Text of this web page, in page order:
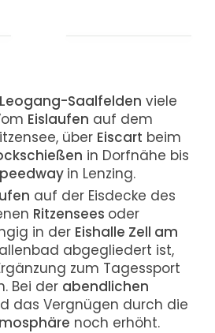
Leogang-Saalfelden viele
Eislaufen auf dem
über Eiscart beim
in Dorfnähe bis
in Lenzing.
auf der Eisdecke des
Ritzensees oder
in der Eishalle Zell am
abgegliedert ist,
zum Tagessport
Bei der abendlichen
das Vergnügen durch die
noch erhöht.